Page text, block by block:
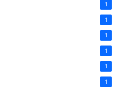
1
1
1
1
1
1